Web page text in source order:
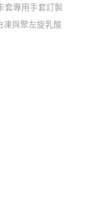
套專用手套訂製
凍與聚左旋乳酸